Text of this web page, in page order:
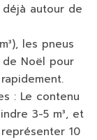
autour de
les pneus
de Noël pour
: Le contenu
3-5 m³, et
10